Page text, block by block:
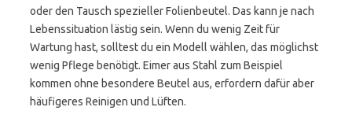
oder den Tausch spezieller Folienbeutel. Das kann je nach
Lebenssituation lästig sein. Wenn du wenig Zeit für
Wartung hast, solltest du ein Modell wählen, das möglichst
wenig Pflege benötigt. Eimer aus Stahl zum Beispiel
kommen ohne besondere Beutel aus, erfordern dafür aber
häufigeres Reinigen und Lüften.